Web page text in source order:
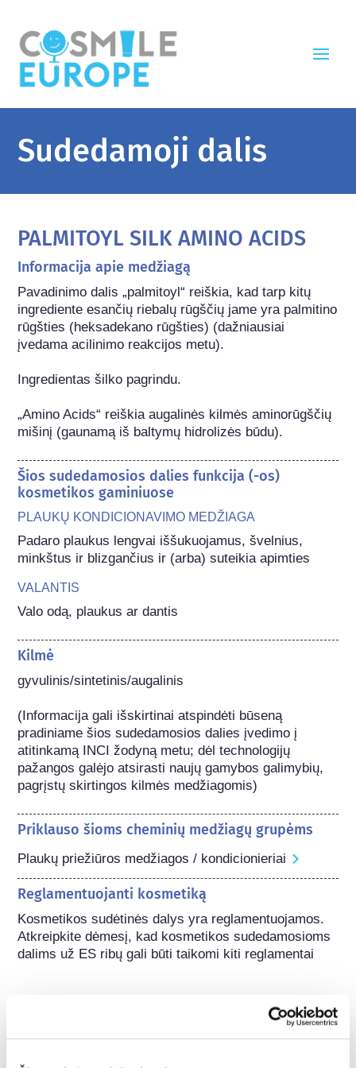
Sudedamoji dalis
PALMITOYL SILK AMINO ACIDS
Informacija apie medžiagą
Pavadinimo dalis „palmitoyl“ reiškia, kad tarp kitų
ingrediente esančių riebalų rūgščių jame yra palmitino
rūgšties (heksadekano rūgšties) (dažniausiai
įvedama acilinimo reakcijos metu).
Ingredientas šilko pagrindu.
„Amino Acids“ reiškia augalinės kilmės aminorūgščių
mišinį (gaunamą iš baltymų hidrolizės būdu).
Šios sudedamosios dalies funkcija (-os)
kosmetikos gaminiuose
PLAUKŲ KONDICIONAVIMO MEDŽIAGA
Padaro plaukus lengvai iššukuojamus, švelnius,
minkštus ir blizgančius ir (arba) suteikia apimties
VALANTIS
Valo odą, plaukus ar dantis
Kilmė
gyvulinis/sintetinis/augalinis
(Informacija gali išskirtinai atspindėti būseną
pradiniame šios sudedamosios dalies įvedimo į
atitinkamą INCI žodyną metu; dėl technologijų
pažangos galėjo atsirasti naujų gamybos galimybių,
pagrįstų skirtingos kilmės medžiagomis)
Priklauso šioms cheminių medžiagų grupėms
Plaukų priežiūros medžiagos / kondicionieriai
Reglamentuojanti kosmetiką
Kosmetikos sudėtinės dalys yra reglamentuojamos.
Atkreipkite dėmesį, kad kosmetikos sudedamosioms
dalims už ES ribų gali būti taikomi kiti reglamentai
Suprasti apie savo